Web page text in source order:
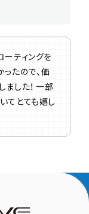
ーティングを
たので、価
した！ 一部
てとても嬉し